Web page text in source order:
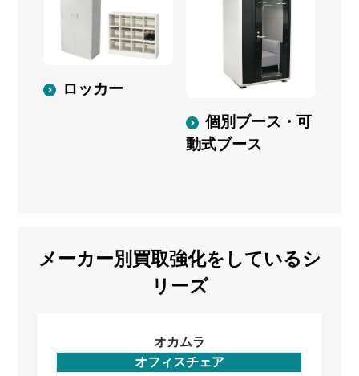
ロッカー
個別ブース・可
動式ブース
メーカー別買取強化をしているシ
リーズ
オカムラ
オフィスチェア